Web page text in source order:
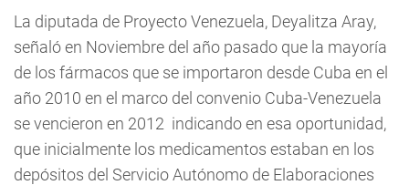
La diputada de Proyecto Venezuela, Deyalitza Aray,
señaló en Noviembre del año pasado que la mayoría
de los fármacos que se importaron desde Cuba en el
año 2010 en el marco del convenio Cuba-Venezuela
se vencieron en 2012 indicando en esa oportunidad,
que inicialmente los medicamentos estaban en los
depósitos del Servicio Autónomo de Elaboraciones